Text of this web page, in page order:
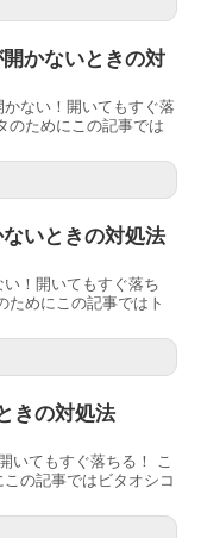
かないときの対
ない！開いてもすぐ落
のためにこの記事では
いときの対処法
！開いてもすぐ落ち
ためにこの記事ではト
きの対処法
いてもすぐ落ちる！ こ
の記事ではビタオシコ